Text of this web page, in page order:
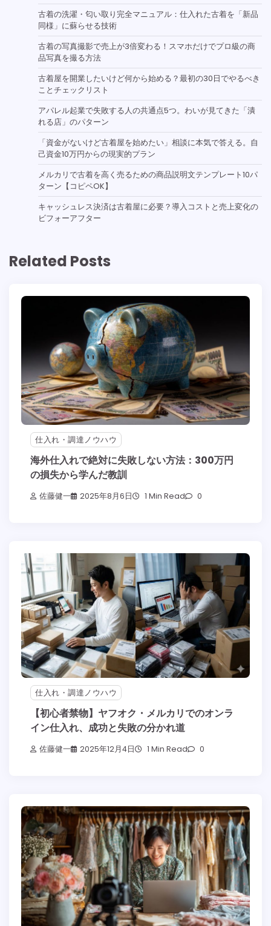
古着の洗濯・匂い取り完全マニュアル：仕入れた古着を「新品
同様」に蘇らせる技術
古着の写真撮影で売上が3倍変わる！スマホだけでプロ級の商
品写真を撮る方法
古着屋を開業したいけど何から始める？最初の30日でやるべき
ことチェックリスト
アパレル起業で失敗する人の共通点5つ。わいが見てきた「潰
れる店」のパターン
「資金がないけど古着屋を始めたい」相談に本気で答える。自
己資金10万円からの現実的プラン
メルカリで古着を高く売るための商品説明文テンプレート10パ
ターン【コピペOK】
キャッシュレス決済は古着屋に必要？導入コストと売上変化の
ビフォーアフター
Related Posts
仕入れ・調達ノウハウ
海外仕入れで絶対に失敗しない方法：300万円
の損失から学んだ教訓
佐藤健一 2025年8月6日 1 Min Read 0
仕入れ・調達ノウハウ
【初心者禁物】ヤフオク・メルカリでのオンラ
イン仕入れ、成功と失敗の分かれ道
佐藤健一 2025年12月4日 1 Min Read 0